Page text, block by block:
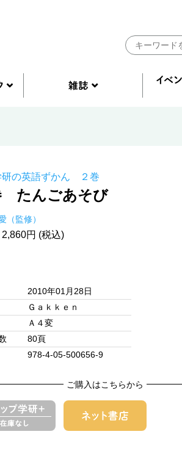
研の英語ずかん ２巻
たんごあそび
（監修）
円 (税込)
2010年01月28日
Ｇａｋｋｅｎ
Ａ４変
80頁
978-4-05-500656-9
ご購入はこちらから